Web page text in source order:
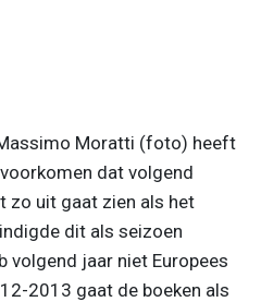
Moratti (foto) heeft
dat volgend
zo uit gaat zien als het
dit als seizoen
volgend jaar niet Europees
2013 gaat de boeken als